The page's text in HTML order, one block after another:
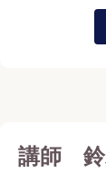
講師 鈴